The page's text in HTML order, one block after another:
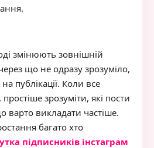
змінюють зовнішній
що не одразу зрозуміло,
публікації. Коли все
зрозуміти, які пости
варто викладати частіше.
багато хто
підписників інстаграм